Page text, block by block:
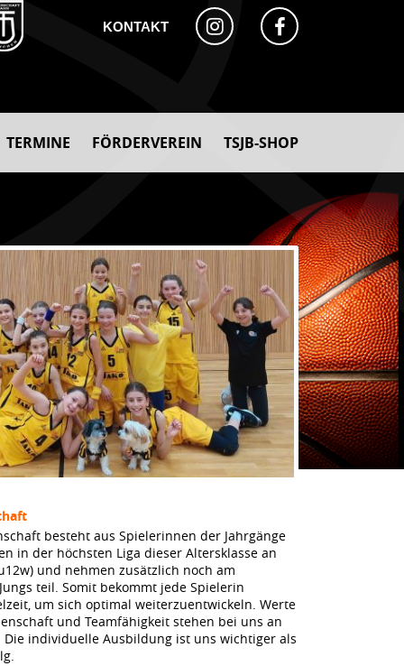
KONTAKT
TERMINE FÖRDERVEREIN TSJB-SHOP
besteht aus Spielerinnen der Jahrgänge
in der höchsten Liga dieser Altersklasse an
und nehmen zusätzlich noch am
teil. Somit bekommt jede Spielerin
um sich optimal weiterzuentwickeln. Werte
und Teamfähigkeit stehen bei uns an
Die individuelle Ausbildung ist uns wichtiger als